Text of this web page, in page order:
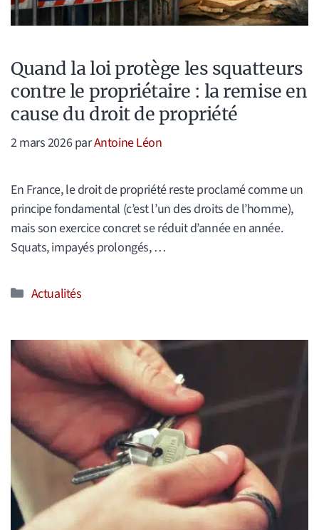
Quand la loi protège les squatteurs
contre le propriétaire : la remise en
cause du droit de propriété
2 mars 2026parAntoine Léon
En France, le droit de propriété reste proclamé comme un
principe fondamental (c’est l’un des droits de l’homme),
mais son exercice concret se réduit d’année en année.
Squats, impayés prolongés, …
Catégories
Actualités